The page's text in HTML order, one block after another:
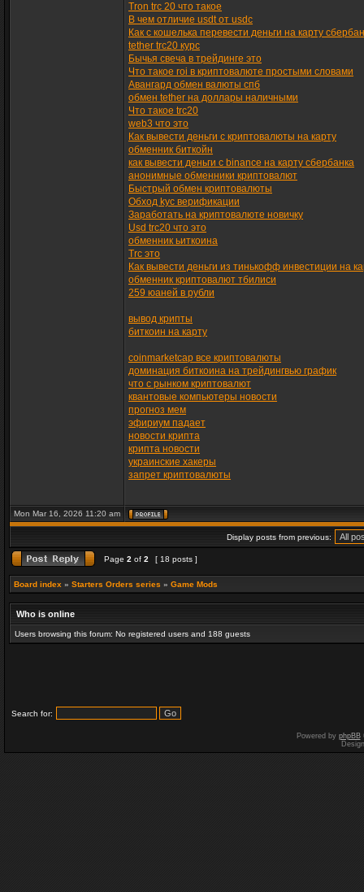
Tron trc 20 что такое
В чем отличие usdt от usdc
Как с кошелька перевести деньги на карту
tether trc20 курс
Бычья свеча в трейдинге это
Что такое roi в криптовалюте простыми словами
Авангард обмен валюты спб
обмен tether на доллары наличными
Что такое trc20
web3 что это
Как вывести деньги с криптовалюты на карту
обменник биткойн
как вывести деньги с binance на карту сбербанка
анонимные обменники криптовалют
Быстрый обмен криптовалюты
Обход kyc верификации
Заработать на криптовалюте новичку
Usd trc20 что это
обменник ьиткоина
Trc это
Как вывести деньги из тинькофф инвестиции на
обменник криптовалют тбилиси
259 юаней в рубли
вывод крипты
биткоин на карту
coinmarketcap все криптовалюты
доминация биткоина на трейдингвью график
что с рынком криптовалют
квантовые компьютеры новости
прогноз мем
эфириум падает
новости крипта
крипта новости
украинские хакеры
запрет криптовалюты
Mon Mar 16, 2026 11:20 am
Display posts from previous:
Page 2 of 2 [ 18 posts ]
Board index » Starters Orders series » Game Mods
Who is online
Users browsing this forum: No registered users and 188 guests
Search for:
Powered by phpBB